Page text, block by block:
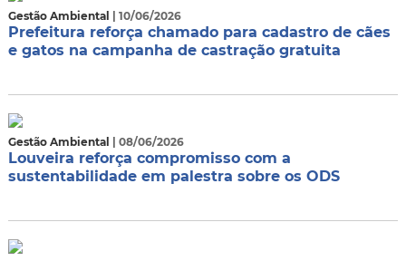
Gestão Ambiental | 10/06/2026
Prefeitura reforça chamado para cadastro de cães
e gatos na campanha de castração gratuita
Gestão Ambiental | 08/06/2026
Louveira reforça compromisso com a
sustentabilidade em palestra sobre os ODS